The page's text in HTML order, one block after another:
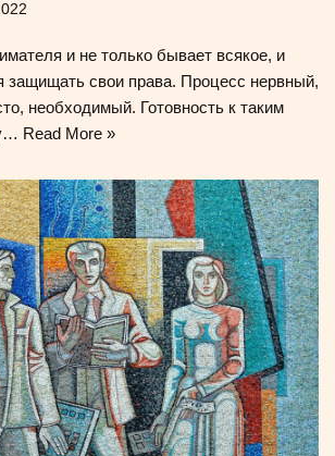
и не только бывает всякое, и
защищать свои права. Процесс нервный,
необходимый. Готовность к таким
Read More »